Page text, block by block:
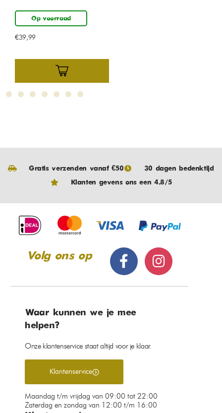
Op voorraad
€39,99
Gratis verzenden vanaf €50
30 dagen bedenktijd
Klanten gevens ons een 4.8/5
Volg ons op
Waar kunnen we je mee
helpen?
Onze klantenservice staat altijd voor je klaar.
Klantenservice
Maandag t/m vrijdag van 09:00 tot 22:00
Zaterdag en zondag van 12:00 t/m 16:00